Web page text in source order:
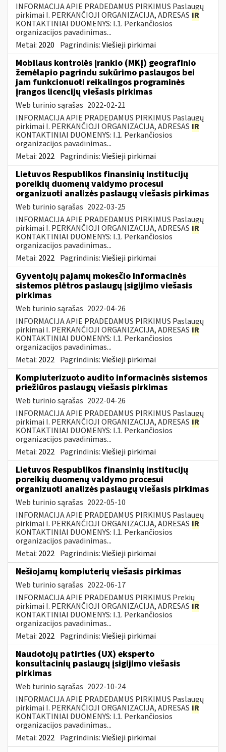
INFORMACIJA APIE PRADEDAMUS PIRKIMUS Paslaugų
pirkimai I. PERKANČIOJI ORGANIZACIJA, ADRESAS IR
KONTAKTINIAI DUOMENYS: I.1. Perkančiosios
organizacijos pavadinimas...
Metai: 2020 Pagrindinis:Viešieji pirkimai
Mobilaus kontrolės įrankio (MKĮ) geografinio
žemėlapio pagrindu sukūrimo paslaugos bei
jam funkcionuoti reikalingos programinės
įrangos licencijų viešasis pirkimas
Web turinio sąrašas 2022-02-21
INFORMACIJA APIE PRADEDAMUS PIRKIMUS Paslaugų
pirkimai I. PERKANČIOJI ORGANIZACIJA, ADRESAS IR
KONTAKTINIAI DUOMENYS: I.1. Perkančiosios
organizacijos pavadinimas...
Metai: 2022 Pagrindinis:Viešieji pirkimai
Lietuvos Respublikos finansinių institucijų
poreikių duomenų valdymo procesui
organizuoti analizės paslaugų viešasis pirkimas
Web turinio sąrašas 2022-03-25
INFORMACIJA APIE PRADEDAMUS PIRKIMUS Paslaugų
pirkimai I. PERKANČIOJI ORGANIZACIJA, ADRESAS IR
KONTAKTINIAI DUOMENYS: I.1. Perkančiosios
organizacijos pavadinimas...
Metai: 2022 Pagrindinis:Viešieji pirkimai
Gyventojų pajamų mokesčio informacinės
sistemos plėtros paslaugų įsigijimo viešasis
pirkimas
Web turinio sąrašas 2022-04-26
INFORMACIJA APIE PRADEDAMUS PIRKIMUS Paslaugų
pirkimai I. PERKANČIOJI ORGANIZACIJA, ADRESAS IR
KONTAKTINIAI DUOMENYS: I.1. Perkančiosios
organizacijos pavadinimas...
Metai: 2022 Pagrindinis:Viešieji pirkimai
Kompiuterizuoto audito informacinės sistemos
priežiūros paslaugų viešasis pirkimas
Web turinio sąrašas 2022-04-26
INFORMACIJA APIE PRADEDAMUS PIRKIMUS Paslaugų
pirkimai I. PERKANČIOJI ORGANIZACIJA, ADRESAS IR
KONTAKTINIAI DUOMENYS: I.1. Perkančiosios
organizacijos pavadinimas...
Metai: 2022 Pagrindinis:Viešieji pirkimai
Lietuvos Respublikos finansinių institucijų
poreikių duomenų valdymo procesui
organizuoti analizės paslaugų viešasis pirkimas
Web turinio sąrašas 2022-05-10
INFORMACIJA APIE PRADEDAMUS PIRKIMUS Paslaugų
pirkimai I. PERKANČIOJI ORGANIZACIJA, ADRESAS IR
KONTAKTINIAI DUOMENYS: I.1. Perkančiosios
organizacijos pavadinimas...
Metai: 2022 Pagrindinis:Viešieji pirkimai
Nešiojamų kompiuterių viešasis pirkimas
Web turinio sąrašas 2022-06-17
INFORMACIJA APIE PRADEDAMUS PIRKIMUS Prekių
pirkimai I. PERKANČIOJI ORGANIZACIJA, ADRESAS IR
KONTAKTINIAI DUOMENYS: I.1. Perkančiosios
organizacijos pavadinimas...
Metai: 2022 Pagrindinis:Viešieji pirkimai
Naudotojų patirties (UX) eksperto
konsultacinių paslaugų įsigijimo viešasis
pirkimas
Web turinio sąrašas 2022-10-24
INFORMACIJA APIE PRADEDAMUS PIRKIMUS Paslaugų
pirkimai I. PERKANČIOJI ORGANIZACIJA, ADRESAS IR
KONTAKTINIAI DUOMENYS: I.1. Perkančiosios
organizacijos pavadinimas...
Metai: 2022 Pagrindinis:Viešieji pirkimai